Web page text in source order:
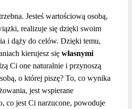
Jesteś wartościową osobą,
realizuje się dzięki swoim
i dąży do celów. Dzięki temu,
kierujesz się własnymi
Ci one naturalnie i przynoszą
o której piszę? To, co wynika
jest wspierane
co jest Ci narzucone, powoduje